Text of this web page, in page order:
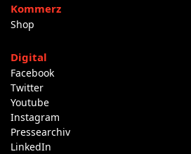
Kommerz
Shop
Digital
Facebook
Twitter
Youtube
Instagram
Pressearchiv
LinkedIn